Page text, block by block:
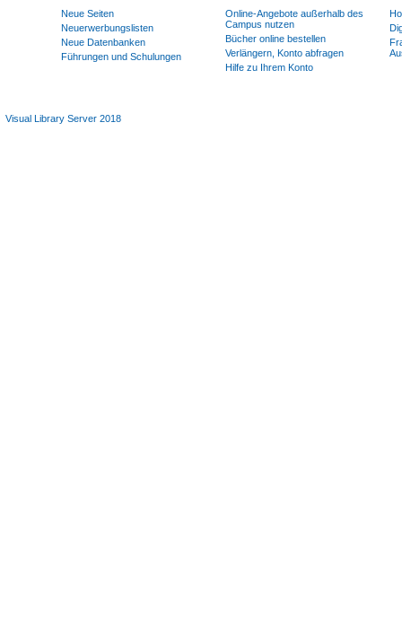
Neue Seiten
Neuerwerbungslisten
Neue Datenbanken
Führungen und Schulungen
Online-Angebote außerhalb des
Campus nutzen
Bücher online bestellen
Verlängern, Konto abfragen
Hilfe zu Ihrem Konto
Visual Library Server 2018